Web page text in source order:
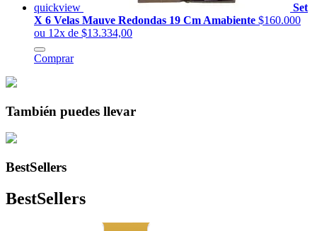
quickview
Set
X 6 Velas Mauve Redondas 19 Cm Amabiente $160.000
ou 12x de $13.334,00
Comprar
También puedes llevar
BestSellers
BestSellers